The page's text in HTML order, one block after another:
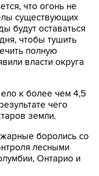
что огонь не
существующих
будут оставаться
чтобы тушить
полную
власти округа
к более чем 4,5
чего
земли.
боролись со
лесными
Онтарио и